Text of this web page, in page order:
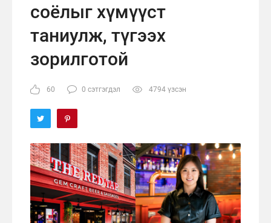
соёлыг хүмүүст
таниулж, түгээх
зорилготой
60 0 сэтгэгдэл 4794 үзсэн